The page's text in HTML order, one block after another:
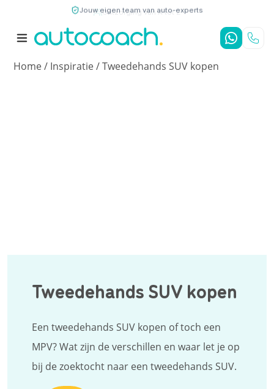
9,7/10 4,8/5
Jouw eigen team van auto-experts
Home/ Inspiratie/Tweedehands SUV kopen
Tweedehands SUV kopen
Een tweedehands SUV kopen of toch een
MPV? Wat zijn de verschillen en waar let je op
bij de zoektocht naar een tweedehands SUV.